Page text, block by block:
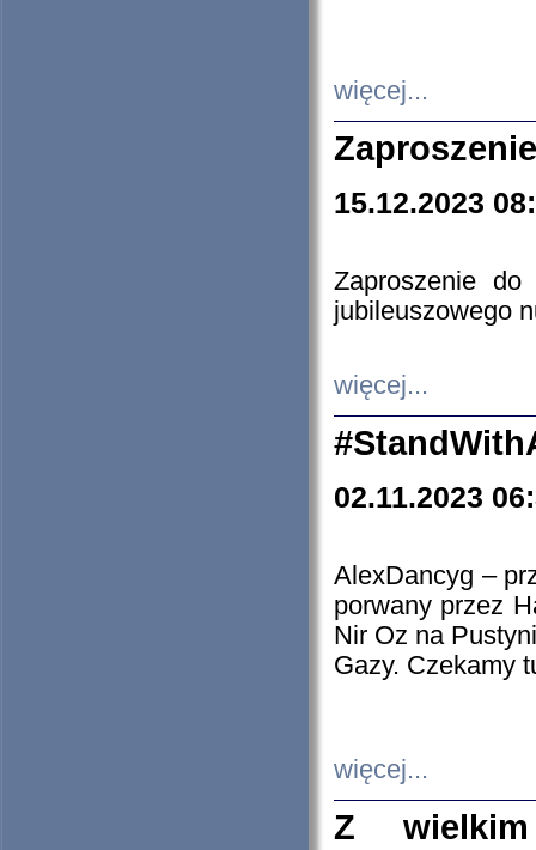
więcej...
15.12.2023
Zaproszenie do
jubileuszowego
więcej...
02.11.2023
AlexDancyg –
porwany przez
Nir Oz na
Gazy. Czekamy
więcej...
Z